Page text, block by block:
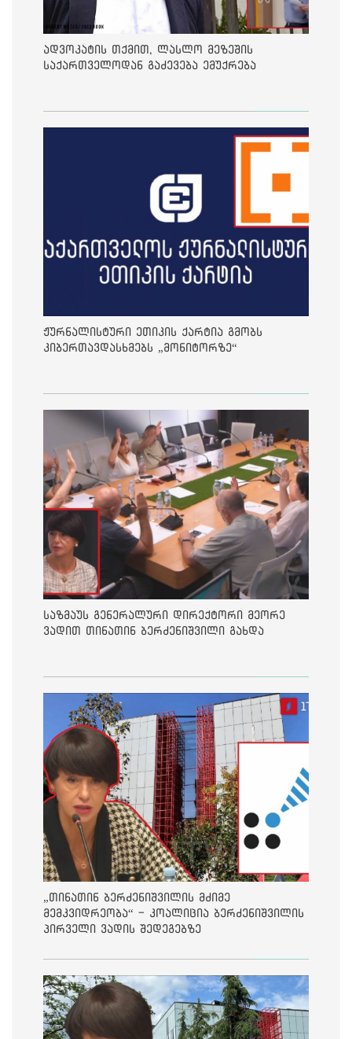
ადვოკატის თქმით, ლასლო მეზეშის
საქართველოდან გაძევება ემუქრება
ჟურნალისტური ეთიკის ქარტია გმობს
კიბერთავდასხმებს „მონიტორზე“
საზმაუს გენერალური დირექტორი მეორე
ვადით თინათინ ბერძენიშვილი გახდა
„თინათინ ბერძენიშვილის მძიმე
მემკვიდრეობა“ - კოალიცია ბერძენიშვილის
პირველი ვადის შედეგებზე